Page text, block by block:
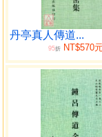
丹亭真人傳道...
95折 NT$570